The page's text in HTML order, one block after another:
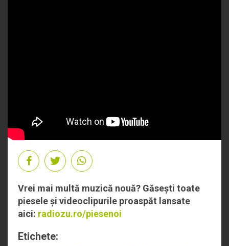
Vrei mai multă muzică nouă? Găsești toate
piesele și videoclipurile proaspăt lansate
aici: radiozu.ro/piesenoi
Etichete: